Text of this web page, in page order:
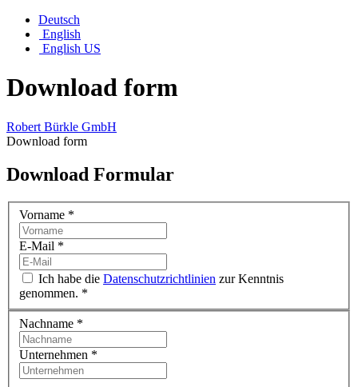
Deutsch
English
English US
Download form
Robert Bürkle GmbH
Download form
Download Formular
Vorname *
E-Mail *
Ich habe die Datenschutzrichtlinien zur Kenntnis
genommen. *
Nachname *
Unternehmen *